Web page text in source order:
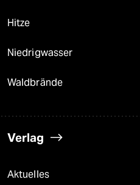
Hitze
Niedrigwasser
Waldbrände
Verlag
Aktuelles